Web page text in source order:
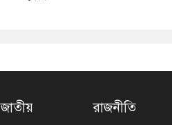
জাতীয়
রাজনীতি